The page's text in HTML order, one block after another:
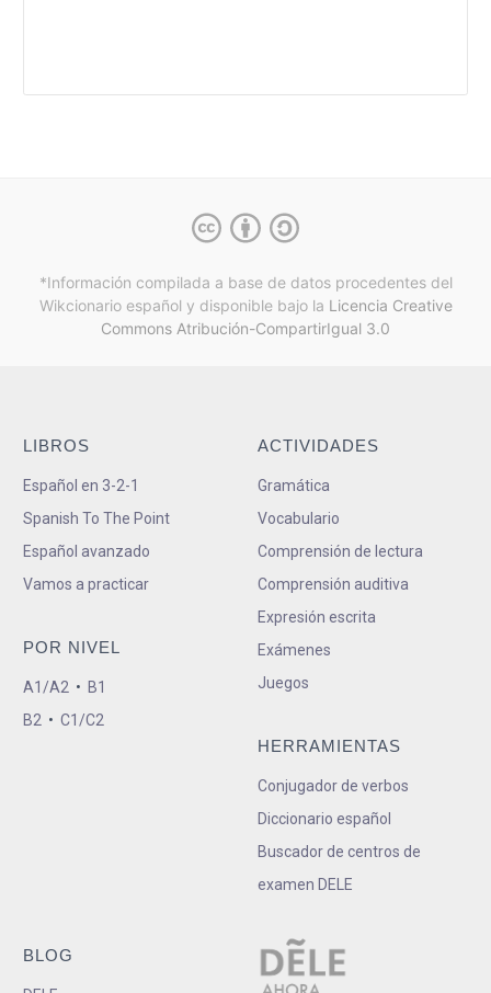
*Información compilada a base de datos procedentes del
Wikcionario español y disponible bajo la Licencia Creative
Commons Atribución-CompartirIgual 3.0
LIBROS
Español en 3-2-1
Spanish To The Point
Español avanzado
Vamos a practicar
POR NIVEL
A1/A2 • B1
B2 • C1/C2
ACTIVIDADES
Gramática
Vocabulario
Comprensión de lectura
Comprensión auditiva
Expresión escrita
Exámenes
Juegos
HERRAMIENTAS
Conjugador de verbos
Diccionario español
Buscador de centros de
examen DELE
BLOG